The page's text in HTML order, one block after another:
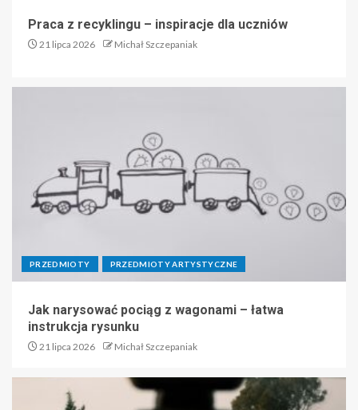
Praca z recyklingu – inspiracje dla uczniów
21 lipca 2026 Michał Szczepaniak
PRZEDMIOTY PRZEDMIOTY ARTYSTYCZNE
Jak narysować pociąg z wagonami – łatwa
instrukcja rysunku
21 lipca 2026 Michał Szczepaniak